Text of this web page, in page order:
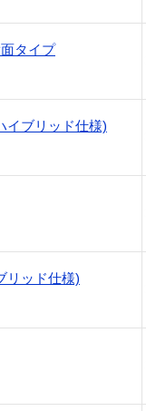
タイプ
イブリッド仕様)
リッド仕様)